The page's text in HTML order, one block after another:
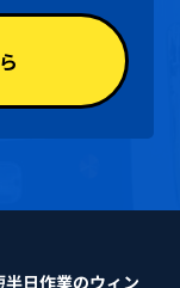
日作業のウィン